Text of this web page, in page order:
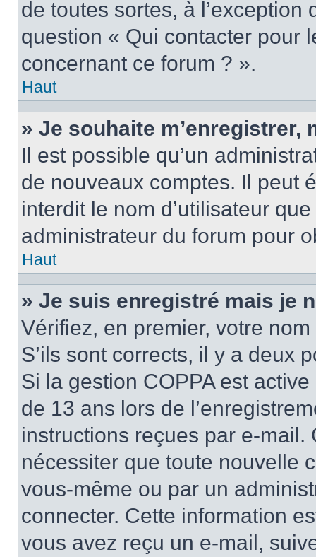
de toutes sortes, à
question « Qui contacter pour
concernant ce forum ? ».
Haut
» Je souhaite m’enregistrer,
Il est possible qu’un
de nouveaux comptes. Il peut
interdit le nom d’utilisateur
administrateur du forum pour
Haut
» Je suis enregistré mais je
Vérifiez, en premier, votre
S’ils sont corrects, il y a deux
Si la gestion COPPA est
de 13 ans lors de
instructions reçues par e-
nécessiter que toute nouvelle
vous-même ou par un
connecter. Cette information
vous avez reçu un e-mail,